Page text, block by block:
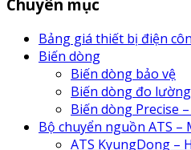
Chuyên mục
Bảng giá thiết bị điện
Biến dòng
Biến dòng bảo vệ
Biến dòng đo lường
Biến dòng Precise
Bộ chuyển nguồn ATS –
ATS KyungDong –